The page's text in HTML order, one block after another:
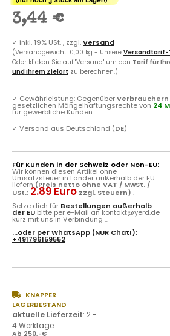
3,44 €
✓ inkl. 19% USt. , zzgl.Versand
(Versandgewicht: 0,00 kg - Unsere Versandtarif-
Oder klicken Sie auf "Versand" um den Tarif für
und Ihrem Zielort zu berechnen.)
✓ Gewährleistung: GegenüberVerbrauchern
gesetzlichen Mängelhaftungsrechte von 24
für gewerbliche Kunden.
✓ Versand aus Deutschland (DE)
Für Kunden in der Schweiz oder Non-EU:
Wir können diesen Artikel ohne
Umsatzsteuer in Länder außerhalb der EU
liefern (Preis netto ohne VAT / MwSt. /
USt.: 2.89 Euro zzgl. Steuern) .
Setze dich für Bestellungen außerhalb
der EU bitte per e-Mail an kontakt@yerd.de
kurz mit uns in Verbindung ...
...oder perWhatsApp (NUR Chat!):
+491796159552
KNAPPER
LAGERBESTAND
aktuelle Lieferzeit: 2 -
4 Werktage
Ab 250,-€